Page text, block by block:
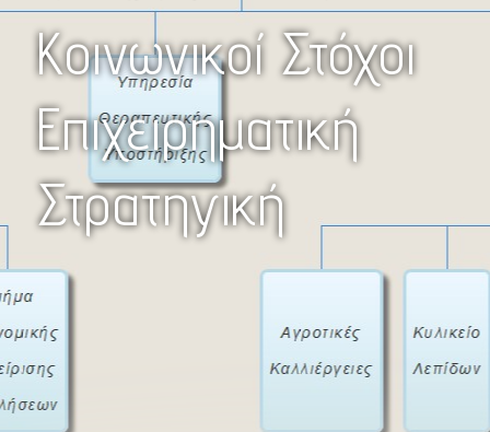
Κοινωνικοί Στόχοι
Επιχειρηματική
Στρατηγική